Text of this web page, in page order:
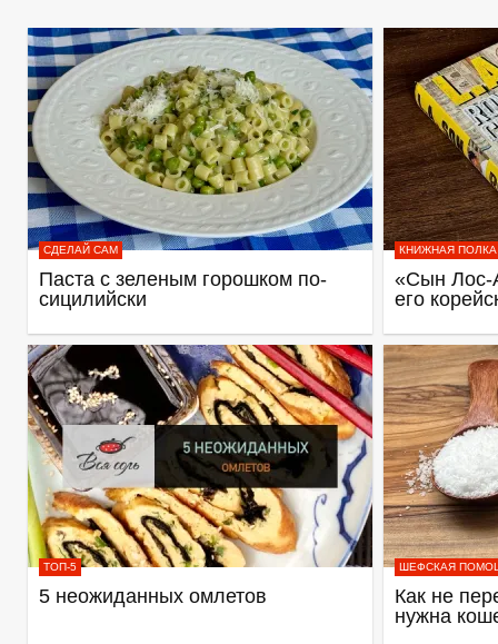
СДЕЛАЙ САМ
Паста с зеленым горошком по-
сицилийски
КНИЖНАЯ ПОЛКА
«Сын Лос-
его
ТОП-5
5 неожиданных омлетов
ШЕФСКАЯ
Как не
нужна